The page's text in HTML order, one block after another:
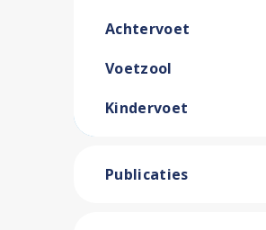
Achtervoet
Voetzool
Kindervoet
Publicaties